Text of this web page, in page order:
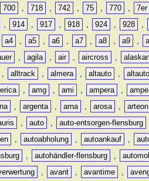
700 , 718 , 742 , 75 , 770 , 7er
, 914 , 917 , 918 , 924 , 928 ,
a4 , a5 , a6 , a7 , a8 , a9 ,
, agila , air , aircross ,
, alltrack , almera , altauto ,
, amg , ami , ampera ,
, argenta , arna , arosa , arteon
, auto , auto-entsorgen-flensburg
, autoabholung , autoankauf ,
, autohändler-flensburg ,
, avant , avantime ,